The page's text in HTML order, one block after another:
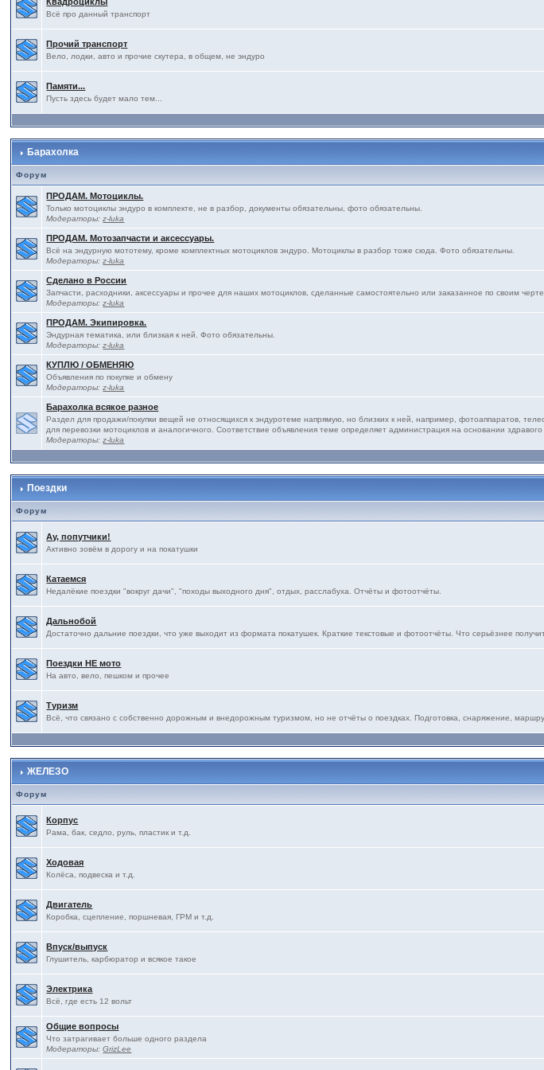
Всё про данный транспорт
Прочий транспорт
Вело, лодки, авто и прочие скутера, в общем, не эндуро
Памяти...
Пусть здесь будет мало тем...
Барахолка
Форум
ПРОДАМ. Мотоциклы.
Только мотоциклы эндуро в комплекте, не в разбор, документы обязательны, фото обязательны.
Модераторы:z-luka
ПРОДАМ. Мотозапчасти и аксессуары.
Всё на эндурную мототему, кроме комплектных мотоциклов эндуро. Мотоциклы в разбор тоже сюда. Фото обязательны.
Модераторы:z-luka
Сделано в России
Запчасти, расходники, аксессуары и прочее для наших мотоциклов, сделанные самостоятельно или заказанное по своим
Модераторы:z-luka
ПРОДАМ. Экипировка.
Эндурная тематика, или близкая к ней. Фото обязательны.
Модераторы:z-luka
КУПЛЮ / ОБМЕНЯЮ
Объявления по покупке и обмену
Модераторы:z-luka
Барахолка всякое разное
Раздел для продажи/покупки вещей не относящихся к эндуротеме напрямую, но близких к ней, например, фотоаппаратов,
для перевозки мотоциклов и аналогичного. Соответствие объявления теме определяет администрация на основании
Модераторы:z-luka
Поездки
Форум
Ау, попутчики!
Активно зовём в дорогу и на покатушки
Катаемся
Недалёкие поездки "вокруг дачи", "походы выходного дня", отдых, расслабуха. Отчёты и фотоотчёты.
Дальнобой
Достаточно дальние поездки, что уже выходит из формата покатушек. Краткие текстовые и фотоотчёты. Что серьёзнее
Поездки НЕ мото
На авто, вело, пешком и прочее
Туризм
Всё, что связано с собственно дорожным и внедорожным туризмом, но не отчёты о поездках. Подготовка, снаряжение,
ЖЕЛЕЗО
Форум
Корпус
Рама, бак, седло, руль, пластик и т.д.
Ходовая
Колёса, подвеска и т.д.
Двигатель
Коробка, сцепление, поршневая, ГРМ и т.д.
Впуск/выпуск
Глушитель, карбюратор и всякое такое
Электрика
Всё, где есть 12 вольт
Общие вопросы
Что затрагивает больше одного раздела
Модераторы:GrizLee